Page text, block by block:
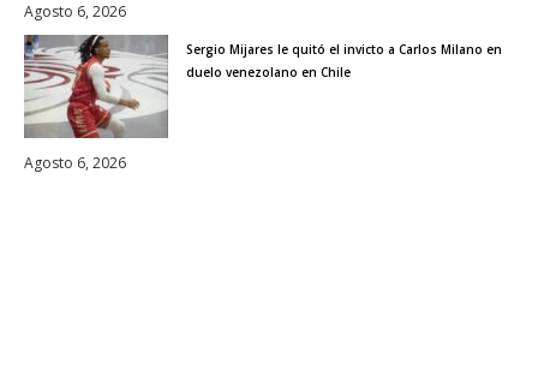
Agosto 6, 2026
Sergio Mijares le quitó el invicto a Carlos Milano en
duelo venezolano en Chile
Agosto 6, 2026